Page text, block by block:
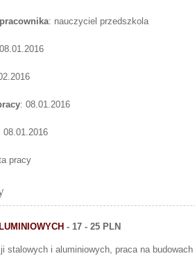
: nauczyciel przedszkola
: 08.01.2016
08.01.2016
pracy
- 17 - 25 PLN
stalowych i aluminiowych, praca na